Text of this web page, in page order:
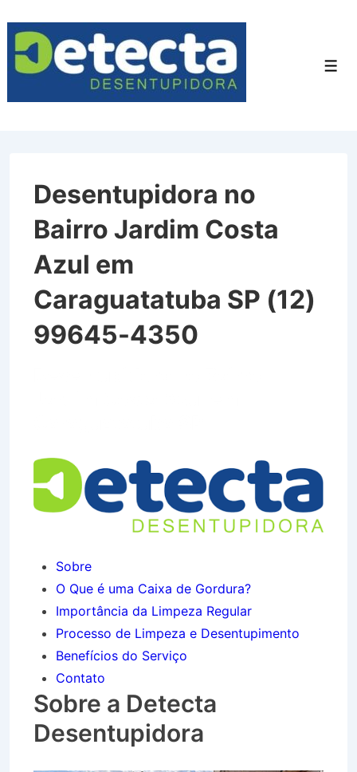
para
Conteúdo
Desentupidora no
Bairro Jardim Costa
Azul em
Caraguatatuba SP (12)
99645-4350
Sobre
O Que é uma Caixa de Gordura?
Importância da Limpeza Regular
Processo de Limpeza e Desentupimento
Benefícios do Serviço
Contato
Sobre a Detecta
Desentupidora